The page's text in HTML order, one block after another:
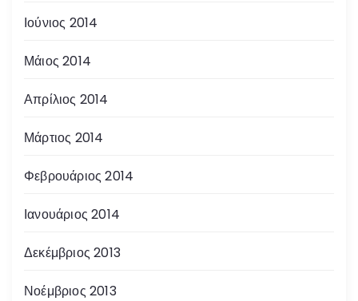
Ιούνιος 2014
Μάιος 2014
Απρίλιος 2014
Μάρτιος 2014
Φεβρουάριος 2014
Ιανουάριος 2014
Δεκέμβριος 2013
Νοέμβριος 2013